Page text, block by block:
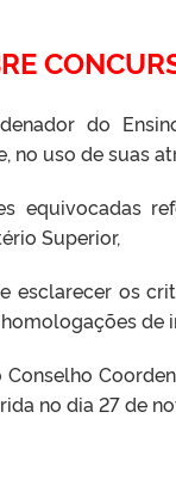
do
no uso de suas
equivocadas
Superior,
esclarecer os
de
Conselho
no dia 27 de